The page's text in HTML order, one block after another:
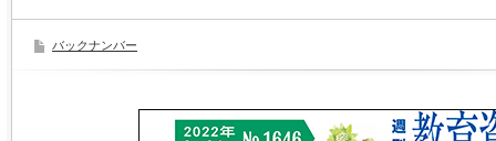
バックナンバー